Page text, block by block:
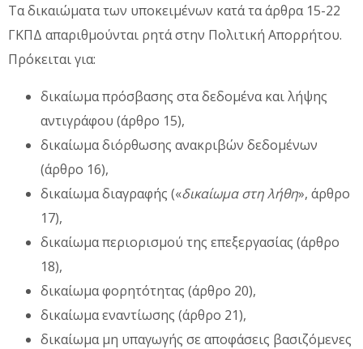
Τα δικαιώματα των υποκειμένων κατά τα άρθρα 15-22
ΓΚΠΔ απαριθμούνται ρητά στην Πολιτική Απορρήτου.
Πρόκειται για:
δικαίωμα πρόσβασης στα δεδομένα και λήψης
αντιγράφου (άρθρο 15),
δικαίωμα διόρθωσης ανακριβών δεδομένων
(άρθρο 16),
δικαίωμα διαγραφής («δικαίωμα στη λήθη», άρθρο
17),
δικαίωμα περιορισμού της επεξεργασίας (άρθρο
18),
δικαίωμα φορητότητας (άρθρο 20),
δικαίωμα εναντίωσης (άρθρο 21),
δικαίωμα μη υπαγωγής σε αποφάσεις βασιζόμενες